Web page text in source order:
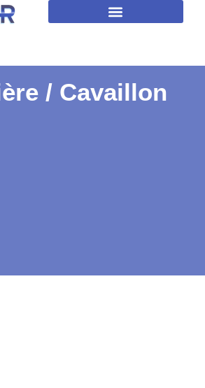
/ Cavaillon